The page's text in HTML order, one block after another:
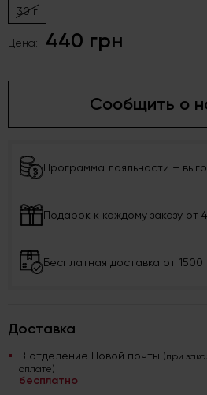
30 г
Цена: 440 грн
Сообщить о
Программа лояльности –
Подарок к каждому заказу от
Бесплатная доставка от
Доставка
В отделение Новой почты (при
оплате)
бесплатно